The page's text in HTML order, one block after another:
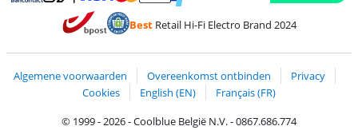
Betalen met Bancontact
Betalen met MasterCard en Visa via ClickToPay
Betalen met PayPal
BestRetail Hi-Fi Electro Brand 2024
Algemene voorwaarden Overeenkomst ontbinden
Privacy
Cookies
English (EN)
Français (FR)
© 1999 - 2026 - Coolblue België N.V. - 0867.686.774